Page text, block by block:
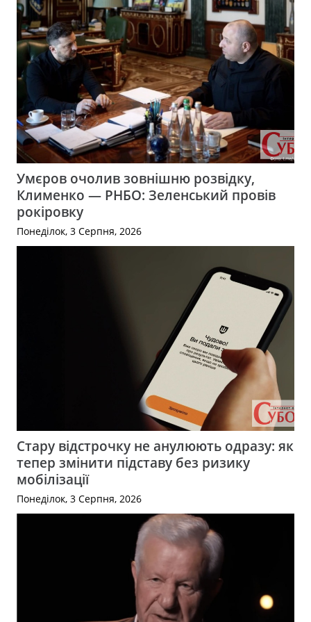
Умєров очолив зовнішню розвідку,
Клименко — РНБО: Зеленський провів
рокіровку
Понеділок, 3 Серпня, 2026
Стару відстрочку не анулюють одразу: як
тепер змінити підставу без ризику
мобілізації
Понеділок, 3 Серпня, 2026